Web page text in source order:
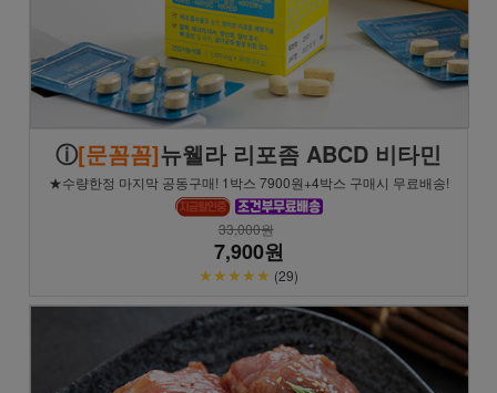
ⓘ[문꼼꼼]뉴웰라 리포좀 ABCD 비타민
★수량한정 마지막 공동구매! 1박스 7900원+4박스 구매시 무료배송!
33,000원
7,900원
★★★★★ (29)